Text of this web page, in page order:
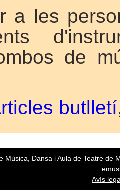
a les
de
butlletí
Música, Dansa i Aula de Teatre de
Avís